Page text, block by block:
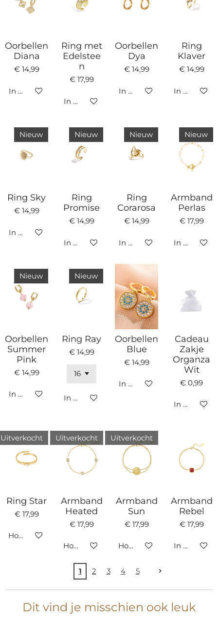
Oorbellen
Diana
€ 14,99
In winkelwagen
Ring met
Edelstee
n
€ 17,99
In winkelwagen
Oorbellen
Dya
€ 14,99
In winkelwagen
Ring
Klaver
€ 14,99
In
Nieuw
Ring Sky
€ 14,99
In winkelwagen
Nieuw
Ring
Promise
€ 14,99
In winkelwagen
Nieuw
Ring
Corarosa
€ 14,99
In winkelwagen
Nieuw
Armband
Perlas
€ 17,99
In
Nieuw
Oorbellen
Summer
Pink
€ 14,99
In winkelwagen
Nieuw
Ring Ray
€ 14,99
In winkelwagen
Oorbellen
Blue
€ 14,99
In winkelwagen
Cadeau
Zakje
Organza
Wit
€ 0,99
In
Uitverkocht
Ring Star
€ 17,99
Houd mij op de hoogte
Uitverkocht
Armband
Heated
€ 17,99
Houd mij op de hoogte
Uitverkocht
Armband
Sun
€ 17,99
Houd mij op de hoogte
Armband
Rebel
€ 17,99
In
1 2 3 4 5
Dit vind je misschien ook leuk